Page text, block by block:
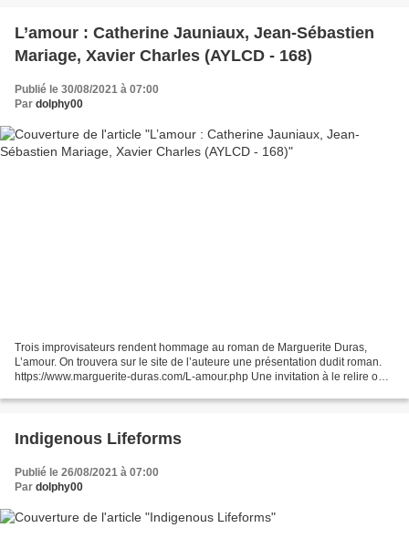
L’amour : Catherine Jauniaux, Jean-Sébastien
Mariage, Xavier Charles (AYLCD - 168)
Publié le 30/08/2021 à 07:00
Par dolphy00
Trois improvisateurs rendent hommage au roman de Marguerite Duras,
L’amour. On trouvera sur le site de l’auteure une présentation dudit roman.
https://www.marguerite-duras.com/L-amour.php Une invitation à le relire ou à
Indigenous Lifeforms
Publié le 26/08/2021 à 07:00
Par dolphy00